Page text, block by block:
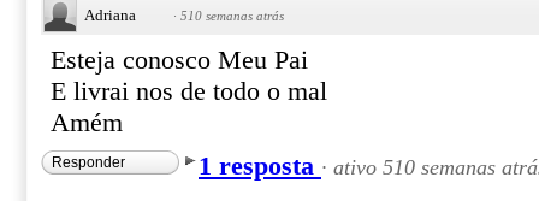
Adriana · 510 semanas atrás
Esteja conosco Meu Pai
E livrai nos de todo o mal
Amém
Responder 1 resposta · ativo 510 semanas